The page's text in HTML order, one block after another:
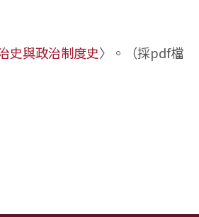
史與政治制度史〉。（採pdf檔